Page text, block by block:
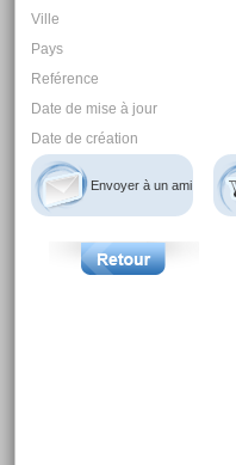
Ville
Pays
Reférence
Date de mise à jour
Date de création
Envoyer à un ami